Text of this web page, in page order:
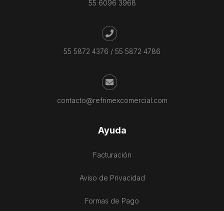
55 6096 3968
55 5872 4376 / 55 5872 4786
contacto@refrimexcomercial.com
Ayuda
Facturación
Aviso de Privacidad
Formas de Pago